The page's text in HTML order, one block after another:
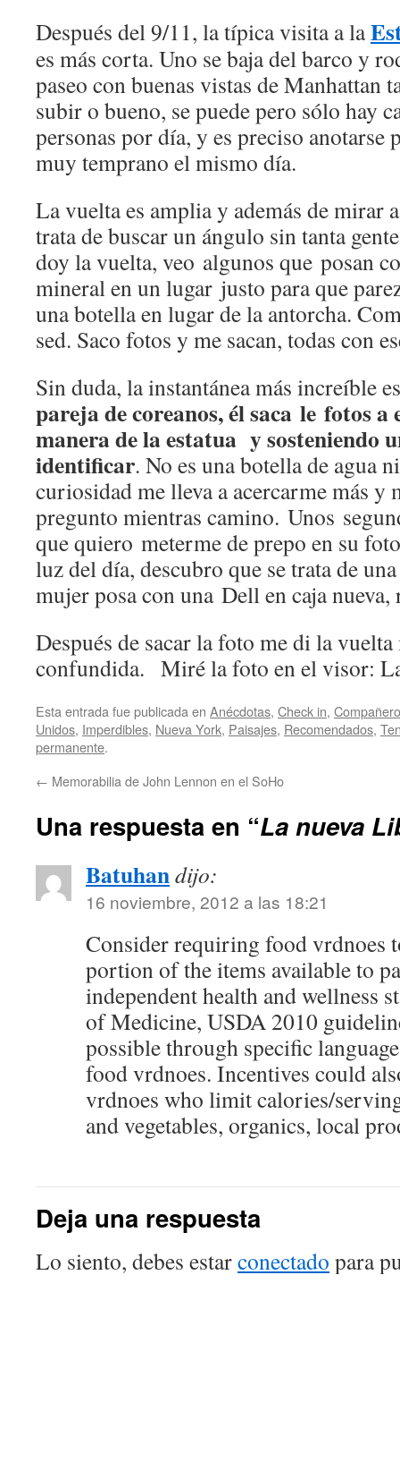
Después del 9/11, la típica visita a la
es más corta. Uno se baja del barco y
paseo con buenas vistas de Manhattan
subir o bueno, se puede pero sólo hay
personas por día, y es preciso anotarse
muy temprano el mismo día.
La vuelta es amplia y además de mirar
trata de buscar un ángulo sin tanta
doy la vuelta, veo algunos que posan
mineral en un lugar justo para que
una botella en lugar de la antorcha.
sed. Saco fotos y me sacan, todas con
Sin duda, la instantánea más increíble
pareja de coreanos, él saca le fotos
manera de la estatua y sosteniendo
identificar. No es una botella de agua
curiosidad me lleva a acercarme más y
pregunto mientras camino. Unos
que quiero meterme de prepo en su
luz del día, descubro que se trata de
mujer posa con una Dell en caja nueva,
Después de sacar la foto me di la
confundida. Miré la foto en el visor:
Esta entrada fue publicada en Anécdotas, Check in,
Unidos, Imperdibles, Nueva York, Paisajes, Recomendados,
permanente.
← Memorabilia de John Lennon en el SoHo
Una respuesta en “La nueva
Batuhandijo:
16 noviembre, 2012 a las 18:21
Consider requiring food vrdnoes
portion of the items available to
independent health and wellness
of Medicine, USDA 2010
possible through specific
food vrdnoes. Incentives could
vrdnoes who limit calories/
and vegetables, organics, local
Deja una respuesta
Lo siento, debes estarconectado para